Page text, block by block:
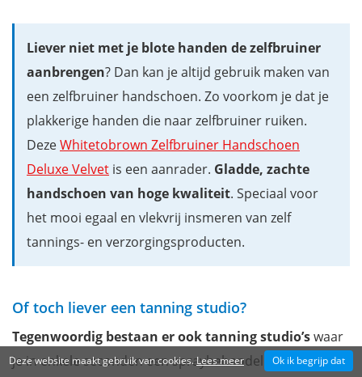
Liever niet met je blote handen de zelfbruiner
aanbrengen? Dan kan je altijd gebruik maken van
een zelfbruiner handschoen. Zo voorkom je dat je
plakkerige handen die naar zelfbruiner ruiken.
DezeWhitetobrown Zelfbruiner Handschoen
Deluxe Velvet is een aanrader. Gladde, zachte
handschoen van hoge kwaliteit. Speciaal voor
het mooi egaal en vlekvrij insmeren van zelf
tannings- en verzorgingsproducten.
Of toch liever een tanning studio?
Tegenwoordig bestaan er ook tanning studio’swaar
je in enkele seconden een spraybehandeling met DHA
Deze website maakt gebruik van cookies.Lees meer Ok ik begrijp dat